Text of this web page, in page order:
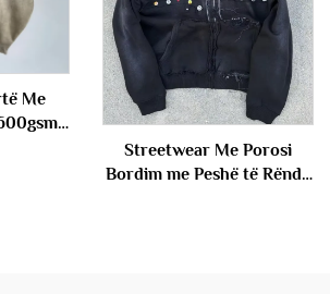
Me
Streetwear Me Porosi
Bordim me Peshë të Rëndë